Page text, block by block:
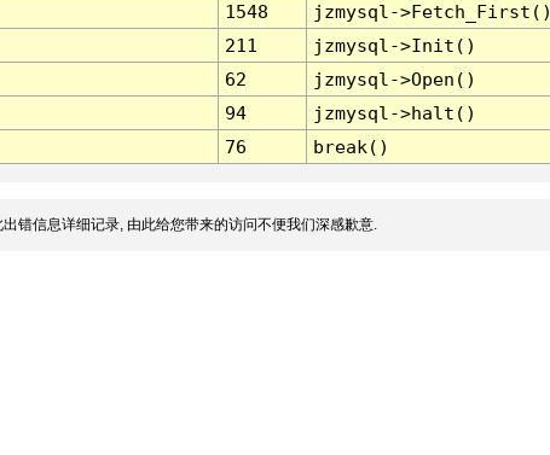
1548
jzmysql-
211
jzmysql->Init()
62
jzmysql->Open()
94
jzmysql->halt()
76 break()
错信息详细记录, 由此给您带来的访问不便我们深感歉意.